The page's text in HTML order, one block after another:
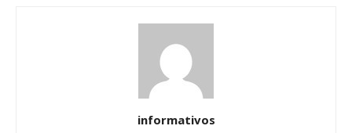
informativos